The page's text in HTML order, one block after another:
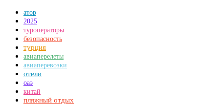
атор
2025
туроператоры
безопасность
турция
авиаперелеты
авиаперевозки
отели
оаэ
китай
пляжный отдых